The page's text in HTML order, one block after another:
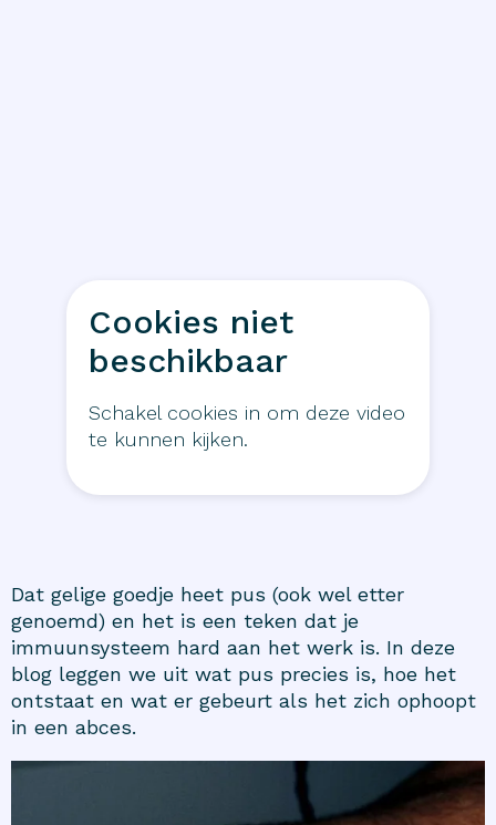
Cookies niet
beschikbaar
Schakel cookies in om deze video
te kunnen kijken.
Dat gelige goedje heet pus (ook wel etter
genoemd) en het is een teken dat je
immuunsysteem hard aan het werk is. In deze
blog leggen we uit wat pus precies is, hoe het
ontstaat en wat er gebeurt als het zich ophoopt
in een abces.